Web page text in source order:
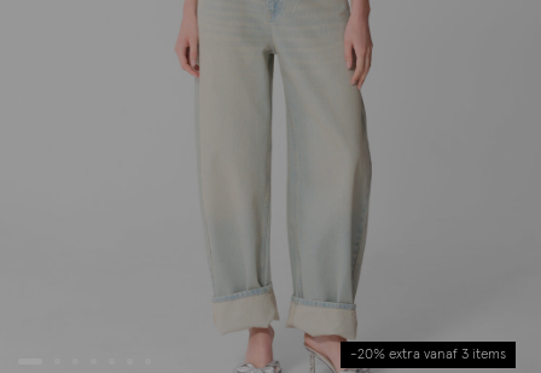
-20% extra vanaf 3 items